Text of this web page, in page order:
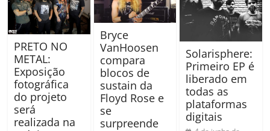
PRETO NO
METAL:
Exposição
fotográfica
do projeto
será
realizada na
Bryce
VanHoosen
compara
blocos de
sustain da
Floyd Rose e
se
surpreende
Solarisphere:
Primeiro EP é
liberado em
todas as
plataformas
digitais